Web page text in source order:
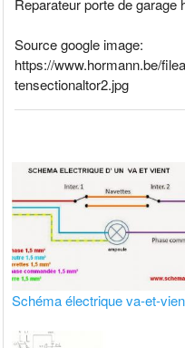
Source google image:
https://www.hormann.be/
tensectionaltor2.jpg
Schéma électrique va-et-